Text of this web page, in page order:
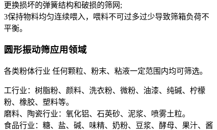
更换损坏的弹簧结构和破损的筛网;
3保持物料均匀连续喂入，喂料不可过多过少导致筛箱负荷不
平衡。
圆形振动筛应用领域
各类粉体行业 任何颗粒、粉末、粘液一定范围内均可筛选。
工行业：树脂粉、颜料、洗衣粉、微粉、油漆、纯碱、柠檬
粉、橡胶、塑料等。
磨料、陶瓷行业：氧化铝、石英砂、泥浆、喷雾土粒。
食品行业：糖、盐、碱、味精、奶粉、豆浆、酵母、果汁、酱